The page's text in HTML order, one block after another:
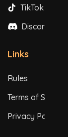
TikTok
Discord
Links
Rules
Terms of Service
Privacy Policy